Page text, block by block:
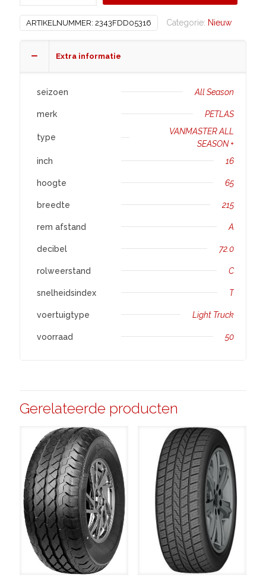
VANMASTER
SEASON
ARTIKELNUMMER: 2343FDD05316 Categorie: Nieuw
Extra informatie
seizoen All Season
merk PETLAS
type
VANMASTER ALL
SEASON +
inch
16
hoogte 65
breedte 215
rem afstand A
decibel 72.0
rolweerstand C
snelheidsindex T
voertuigtype Light Truck
voorraad 50
Gerelateerde producten